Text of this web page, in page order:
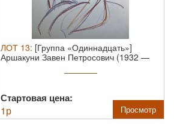
ЛОТ 13: [Группа «Одиннадцать»]
Аршакуни Завен Петросович (1932 —
Стартовая цена:
1р Просмотр